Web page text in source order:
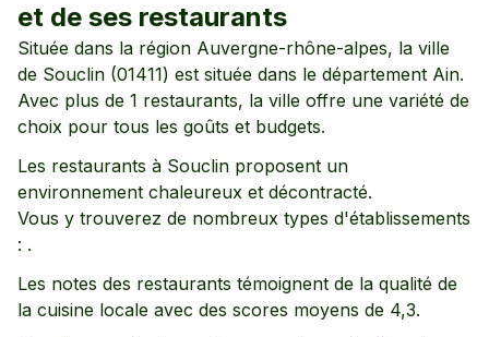
et de ses restaurants
Située dans la région Auvergne-rhône-alpes, la ville
de Souclin (01411) est située dans le département Ain.
Avec plus de 1 restaurants, la ville offre une variété de
choix pour tous les goûts et budgets.
Les restaurants à Souclin proposent un
environnement chaleureux et décontracté.
Vous y trouverez de nombreux types d'établissements
: .
Les notes des restaurants témoignent de la qualité de
la cuisine locale avec des scores moyens de 4,3.